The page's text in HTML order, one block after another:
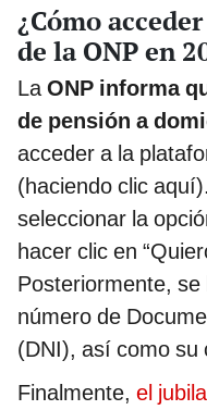
¿Cómo
de la ONP en
LaONP informa
de pensión a
acceder a la
(haciendo clic
seleccionar la
hacer clic en
Posteriormente,
número de
(DNI), así como su
Finalmente, el